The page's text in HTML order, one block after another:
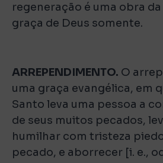
regeneração é uma obra
graça de Deus somente.
ARREPENDIMENTO. O
uma graça evangélica, em
Santo leva uma pessoa a
de seus muitos pecados,
humilhar com tristeza
pecado, e aborrecer [i. e.,